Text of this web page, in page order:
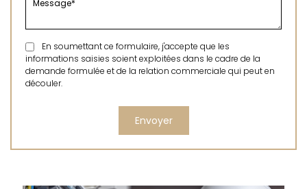
En soumettant ce formulaire, j'accepte que les
informations saisies soient exploitées dans le cadre de la
demande formulée et de la relation commerciale qui peut en
découler.